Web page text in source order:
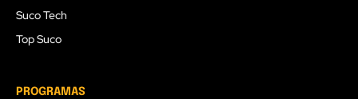
Suco Tech
Top Suco
PROGRAMAS